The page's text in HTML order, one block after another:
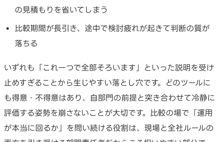
の見積もりを省いてしまう
比較期間が長引き、途中で検討疲れが起きて判断の質が
落ちる
いずれも「これ一つで全部そろいます」といった説明を受け
止めすぎることから生じやすい落とし穴です。どのツールに
も得意・不得意はあり、自部門の前提と突き合わせて冷静に
評価する姿勢を崩さないことが大切です。比較の場で「運用
が本当に回るか」を問い続ける役割は、現場と全社ルールの